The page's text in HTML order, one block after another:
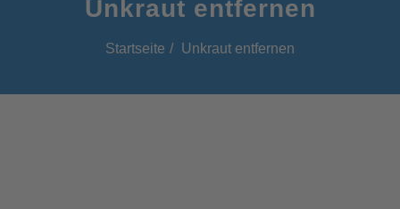
Unkraut entfernen
Startseite Unkraut entfernen